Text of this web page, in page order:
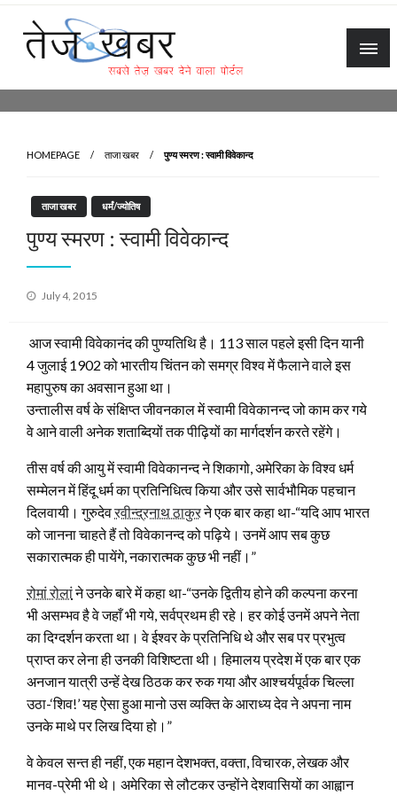
Skip
content
HOMEPAGE ताजा खबर पुण्य स्मरण : स्वामी विवेकान्द
ताजा खबर धर्मं/ज्योतिष
पुण्य स्मरण : स्वामी विवेकान्द
Posted
July 4, 2015
आज स्वामी विवेकानंद की पुण्यतिथि है। 113 साल पहले इसी दिन यानी
4 जुलाई 1902 को भारतीय चिंतन को समग्र विश्व में फैलाने वाले इस
महापुरुष का अवसान हुआ था।
उन्तालीस वर्ष के संक्षिप्त जीवनकाल में स्वामी विवेकानन्द जो काम कर गये
वे आने वाली अनेक शताब्दियों तक पीढ़ियों का मार्गदर्शन करते रहेंगे।
तीस वर्ष की आयु में स्वामी विवेकानन्द ने शिकागो, अमेरिका के विश्व धर्म
सम्मेलन में हिंदू धर्म का प्रतिनिधित्व किया और उसे सार्वभौमिक पहचान
दिलवायी। गुरुदेवरवीन्द्रनाथ ठाकुरने एक बार कहा था-“यदि आप भारत
को जानना चाहते हैं तो विवेकानन्द को पढ़िये। उनमें आप सब कुछ
सकारात्मक ही पायेंगे, नकारात्मक कुछ भी नहीं।”
रोमां रोलांने उनके बारे में कहा था-“उनके द्वितीय होने की कल्पना करना
भी असम्भव है वे जहाँ भी गये, सर्वप्रथम ही रहे। हर कोई उनमें अपने नेता
का दिग्दर्शन करता था। वे ईश्वर के प्रतिनिधि थे और सब पर प्रभुत्व
प्राप्त कर लेना ही उनकी विशिष्टता थी। हिमालय प्रदेश में एक बार एक
अनजान यात्री उन्हें देख ठिठक कर रुक गया और आश्चर्यपूर्वक चिल्ला
उठा-‘शिव!’ यह ऐसा हुआ मानो उस व्यक्ति के आराध्य देव ने अपना नाम
उनके माथे पर लिख दिया हो।”
वे केवल सन्त ही नहीं, एक महान देशभक्त, वक्ता, विचारक, लेखक और
मानव-प्रेमी भी थे। अमेरिका से लौटकर उन्होंने देशवासियों का आह्वान